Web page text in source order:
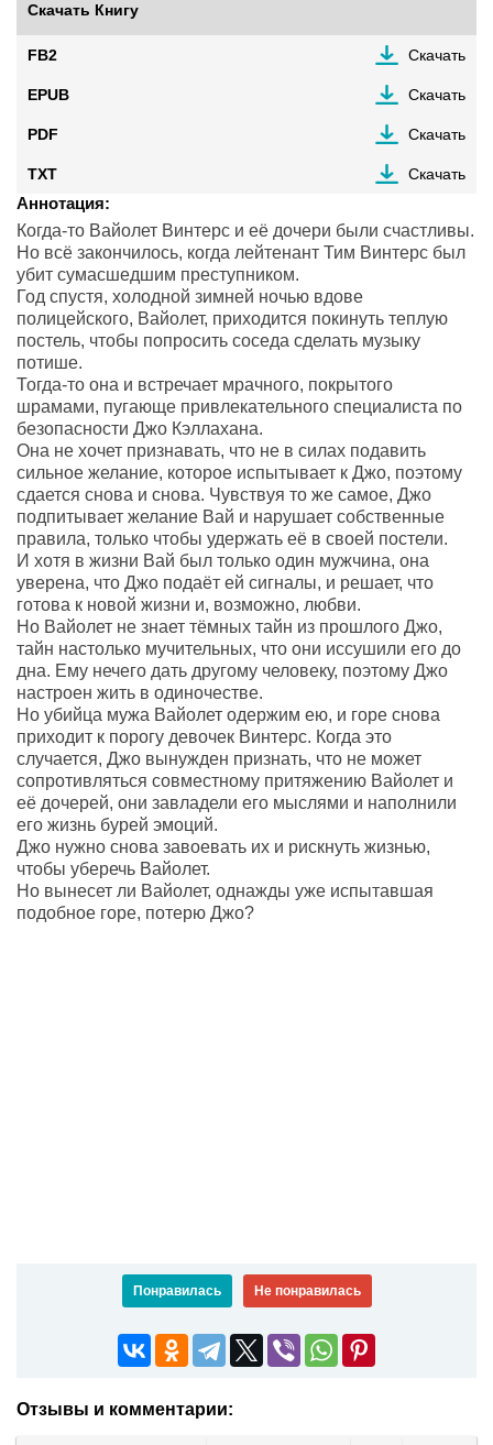
Скачать Книгу
FB2 Скачать
EPUB Скачать
PDF Скачать
TXT Скачать
Аннотация:
Когда-то Вайолет Винтерс и её дочери были счастливы.
Но всё закончилось, когда лейтенант Тим Винтерс был
убит сумасшедшим преступником.
Год спустя, холодной зимней ночью вдове
полицейского, Вайолет, приходится покинуть теплую
постель, чтобы попросить соседа сделать музыку
потише.
Тогда-то она и встречает мрачного, покрытого
шрамами, пугающе привлекательного специалиста по
безопасности Джо Кэллахана.
Она не хочет признавать, что не в силах подавить
сильное желание, которое испытывает к Джо, поэтому
сдается снова и снова. Чувствуя то же самое, Джо
подпитывает желание Вай и нарушает собственные
правила, только чтобы удержать её в своей постели.
И хотя в жизни Вай был только один мужчина, она
уверена, что Джо подаёт ей сигналы, и решает, что
готова к новой жизни и, возможно, любви.
Но Вайолет не знает тёмных тайн из прошлого Джо,
тайн настолько мучительных, что они иссушили его до
дна. Ему нечего дать другому человеку, поэтому Джо
настроен жить в одиночестве.
Но убийца мужа Вайолет одержим ею, и горе снова
приходит к порогу девочек Винтерс. Когда это
случается, Джо вынужден признать, что не может
сопротивляться совместному притяжению Вайолет и
её дочерей, они завладели его мыслями и наполнили
его жизнь бурей эмоций.
Джо нужно снова завоевать их и рискнуть жизнью,
чтобы уберечь Вайолет.
Но вынесет ли Вайолет, однажды уже испытавшая
подобное горе, потерю Джо?
Понравилась Не понравилась
Отзывы и комментарии: